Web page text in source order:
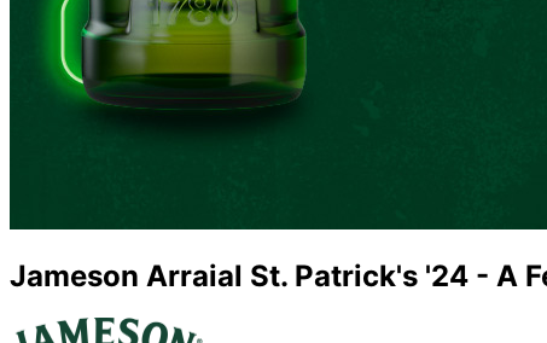
Jameson Arraial St. Patrick's '24 - A